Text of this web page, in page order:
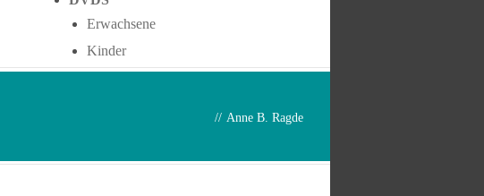
Erwachsene
Kinder
// Anne B. Ragde